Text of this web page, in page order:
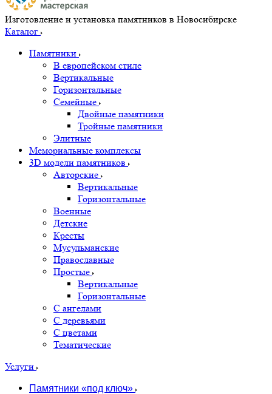
Изготовление и установка памятников в Новосибирске
Каталог
Памятники
В европейском стиле
Вертикальные
Горизонтальные
Семейные
Двойные памятники
Тройные памятники
Элитные
Мемориальные комплексы
3D модели памятников
Авторские
Вертикальные
Горизонтальные
Военные
Детские
Кресты
Мусульманские
Православные
Простые
Вертикальные
Горизонтальные
С ангелами
С деревьями
С цветами
Тематические
Услуги
Памятники «под ключ»